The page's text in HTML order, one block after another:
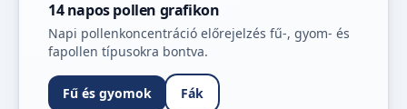
14 napos pollen grafikon
Napi pollenkoncentráció előrejelzés fű-, gyom- és
fapollen típusokra bontva.
Fű és gyomok Fák